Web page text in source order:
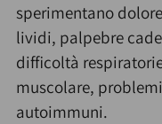
sperimentano
lividi, palpebre
difficoltà
muscolare,
autoimmuni.